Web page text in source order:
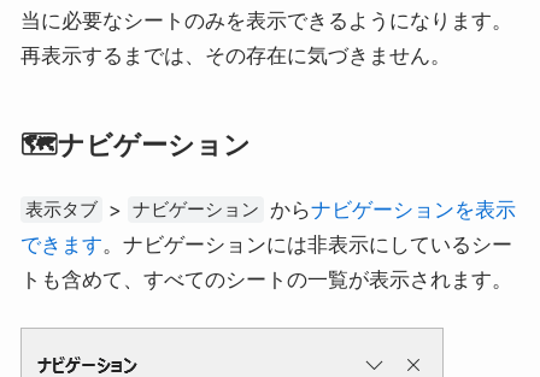
当に必要なシートのみを表示できるようになります。
再表示するまでは、その存在に気づきません。
🗺️ナビゲーション
表示タブ > ナビゲーション からナビゲーションを表示
できます。ナビゲーションには非表示にしているシー
トも含めて、すべてのシートの一覧が表示されます。